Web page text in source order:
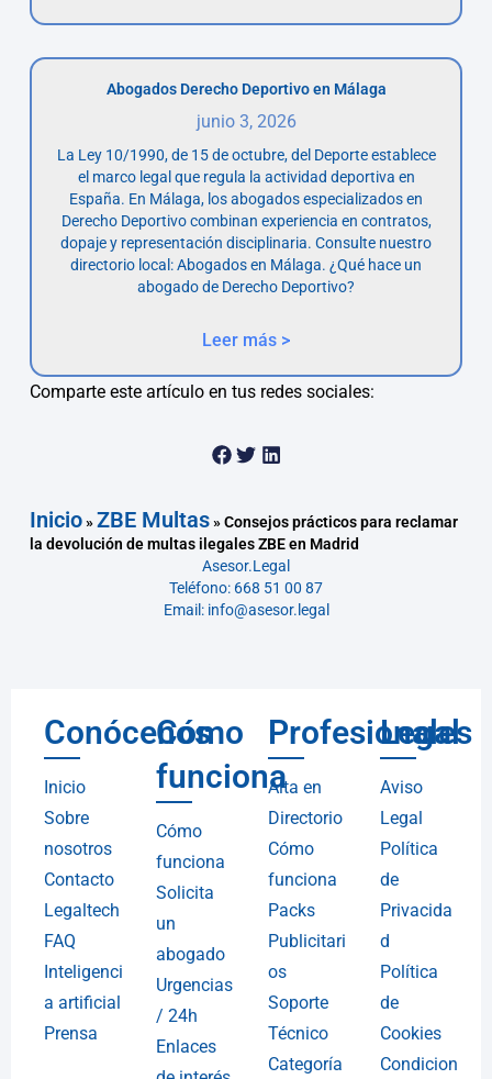
Abogados Derecho Deportivo en Málaga
junio 3, 2026
La Ley 10/1990, de 15 de octubre, del Deporte establece
el marco legal que regula la actividad deportiva en
España. En Málaga, los abogados especializados en
Derecho Deportivo combinan experiencia en contratos,
dopaje y representación disciplinaria. Consulte nuestro
directorio local: Abogados en Málaga. ¿Qué hace un
abogado de Derecho Deportivo?
Leer más >
Comparte este artículo en tus redes sociales:
Inicio»ZBE Multas»Consejos prácticos para reclamar
la devolución de multas ilegales ZBE en Madrid
Asesor.Legal
Teléfono: 668 51 00 87
Email: info@asesor.legal
Conócenos
Inicio
Sobre
nosotros
Contacto
Legaltech
FAQ
Inteligenci
a artificial
Prensa
Cómo
funciona
Cómo
funciona
Solicita
un
abogado
Urgencias
/ 24h
Enlaces
Profesionales
Alta en
Directorio
Cómo
funciona
Packs
Publicitari
os
Soporte
Técnico
Categoría
Legal
Aviso
Legal
Política
de
Privacida
d
Política
de
Cookies
Condicion